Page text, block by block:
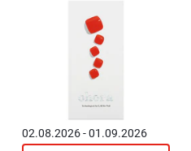
02.08.2026 - 01.09.2026